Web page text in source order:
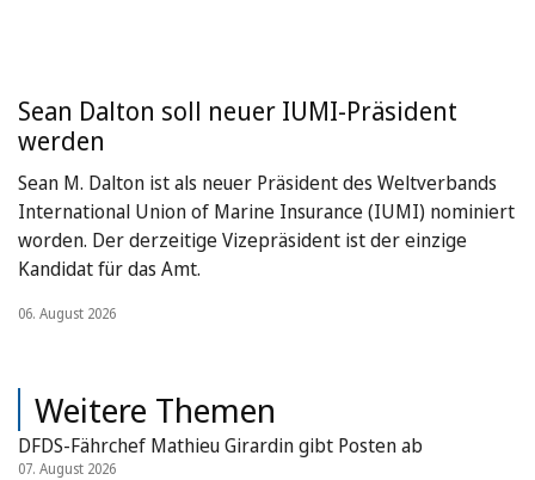
Sean Dalton soll neuer IUMI-Präsident
werden
Sean M. Dalton ist als neuer Präsident des Weltverbands
International Union of Marine Insurance (IUMI) nominiert
worden. Der derzeitige Vizepräsident ist der einzige
Kandidat für das Amt.
06. August 2026
Weitere Themen
DFDS-Fährchef Mathieu Girardin gibt Posten ab
07. August 2026